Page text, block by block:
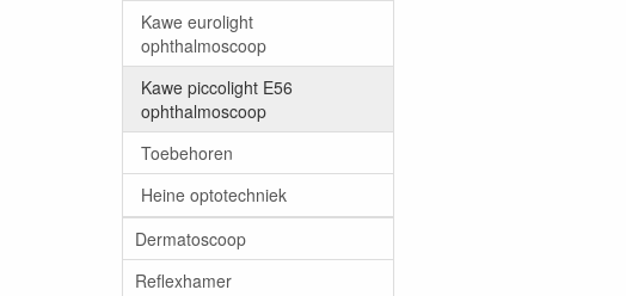
Kawe eurolight
ophthalmoscoop
Kawe piccolight E56
ophthalmoscoop
Toebehoren
Heine optotechniek
Dermatoscoop
Reflexhamer